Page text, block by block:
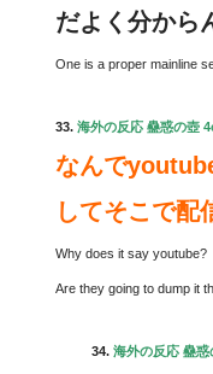
だよく分から
One is a proper mainline
33. 海外の反応 蠱惑の壺
なんで
してそこで配
Why does it say youtube?
Are they going to dump it
34. 海外の反応 蠱